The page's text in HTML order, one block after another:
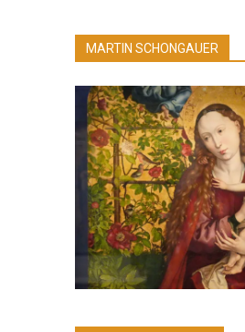
MARTIN SCHONGAUER